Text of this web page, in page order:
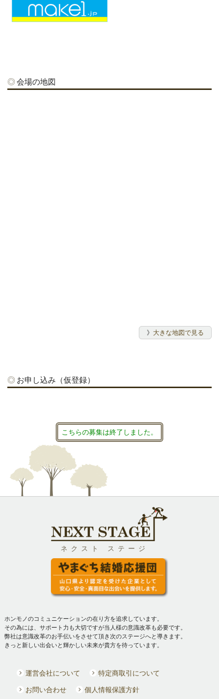
会場の地図
》 大きな地図で見る
お申し込み（仮登録）
こちらの募集は終了しました。
ネクスト ステージ
ホンモノのコミュニケーションの在り方を追求しています。
その為には、サポート力も大切ですが当人様の意識改革も必要です。
弊社は意識改革のお手伝いをさせて頂き次のステージへと導きます。
きっと新しい出会いと輝かしい未来が貴方を待っています。
運営会社について 特定商取引について
お問い合わせ 個人情報保護方針